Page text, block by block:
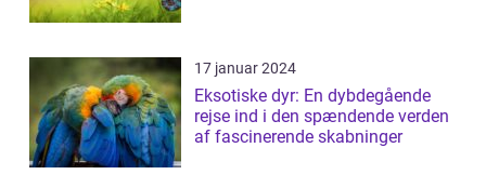
17 januar 2024
Eksotiske dyr: En dybdegående
rejse ind i den spændende verden
af fascinerende skabninger